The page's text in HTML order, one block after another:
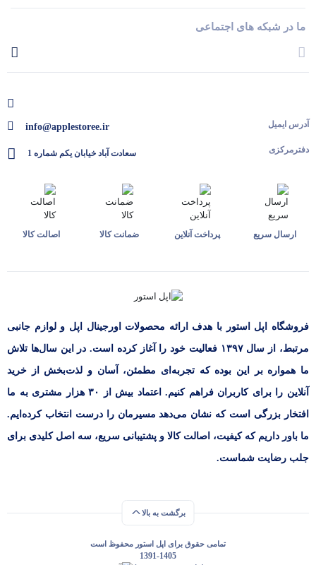
ما در شبکه های اجتماعی
آدرس ایمیل
دفترمرکزی
info@applestoree.ir
سعادت آباد خیابان یکم شماره 1
ارسال سریع پرداخت آنلاین ضمانت کالا اصالت کالا
فروشگاه اپل استور با هدف ارائه‌ محصولات اورجینال اپل و لوازم جانبی
مرتبط، از سال ۱۳۹۷ فعالیت خود را آغاز کرده است. در این سال‌ها تلاش
ما همواره بر این بوده که تجربه‌ای مطمئن، آسان و لذت‌بخش از خرید
آنلاین را برای کاربران فراهم کنیم. اعتماد بیش از ۳۰ هزار مشتری به ما
افتخار بزرگی است که نشان می‌دهد مسیرمان را درست انتخاب کرده‌ایم.
ما باور داریم که کیفیت، اصالت کالا و پشتیبانی سریع، سه اصل کلیدی برای
جلب رضایت شماست.
برگشت به بالا
تمامی حقوق برای اپل استور محفوظ است
1391-1405